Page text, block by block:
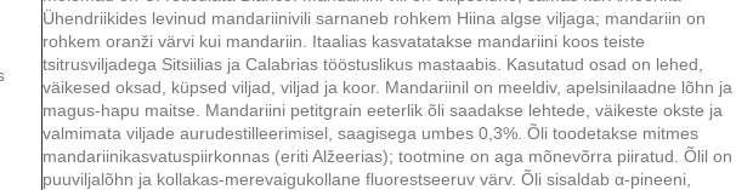
Ühendriikides levinud mandariinivili sarnaneb rohkem Hiina algse viljaga; mandariin on
rohkem oranži värvi kui mandariin. Itaalias kasvatatakse mandariini koos teiste
tsitrusviljadega Sitsiilias ja Calabrias tööstuslikus mastaabis. Kasutatud osad on lehed,
väikesed oksad, küpsed viljad, viljad ja koor. Mandariinil on meeldiv, apelsinilaadne lõhn ja
magus-hapu maitse. Mandariini petitgrain eeterlik õli saadakse lehtede, väikeste okste ja
valmimata viljade aurudestilleerimisel, saagisega umbes 0,3%. Õli toodetakse mitmes
mandariinikasvatuspiirkonnas (eriti Alžeerias); tootmine on aga mõnevõrra piiratud. Õlil on
puuviljalõhn ja kollakas-merevaigukollane fluorestseeruv värv. Õli sisaldab α-pineeni,